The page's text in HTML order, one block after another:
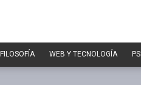
FILOSOFÍA WEB Y TECNOLOGÍA